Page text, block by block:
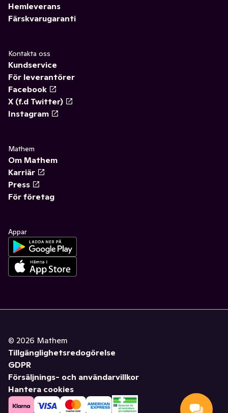
Hemleverans
Färskvarugaranti
Kontakta oss
Kundservice
För leverantörer
Facebook
X (f.d Twitter)
Instagram
Mathem
Om Mathem
Karriär
Press
För företag
Appar
© 2026 Mathem
Tillgänglighetsredogörelse
GDPR
Försäljnings- och användarvillkor
Hantera cookies